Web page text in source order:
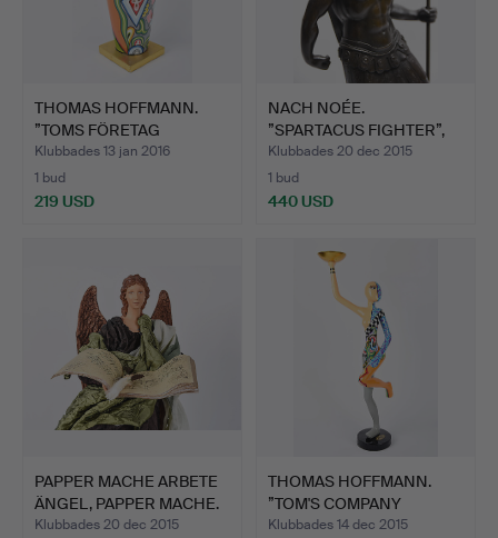
THOMAS HOFFMANN.
”TOMS FÖRETAG
PARAPLYSTÄL…
Klubbades 13 jan 2016
1 bud
219 USD
NACH NOÉE.
”SPARTACUS FIGHTER”,
brons, tec…
Klubbades 20 dec 2015
1 bud
440 USD
PAPPER MACHE ARBETE
ÄNGEL, PAPPER MACHE.
Klubbades 20 dec 2015
THOMAS HOFFMANN.
”TOM'S COMPANY
STATYETT”.
Klubbades 14 dec 2015